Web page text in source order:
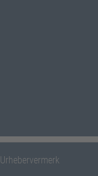
Urhebervermerk